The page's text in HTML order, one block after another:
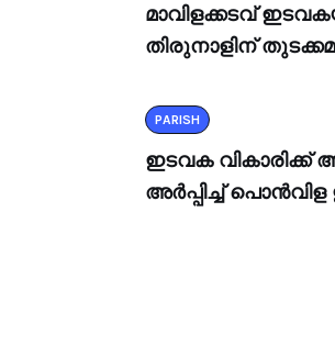
മാവിളക്കടവ്
തിരുനാളിന്
PARISH
ഇടവക
അർപ്പിച്ച്